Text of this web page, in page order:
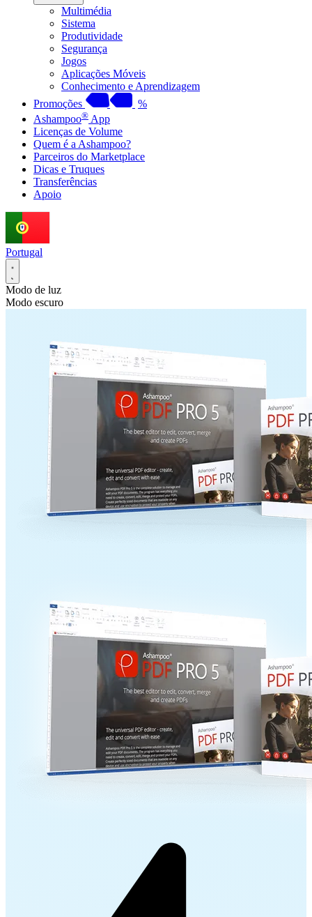
Multimédia
Sistema
Produtividade
Segurança
Jogos
Aplicações Móveis
Conhecimento e Aprendizagem
Promoções
%
Ashampoo® App
Licenças de Volume
Quem é a Ashampoo?
Parceiros do Marketplace
Dicas e Truques
Transferências
Apoio
Portugal
Modo de luz
Modo escuro